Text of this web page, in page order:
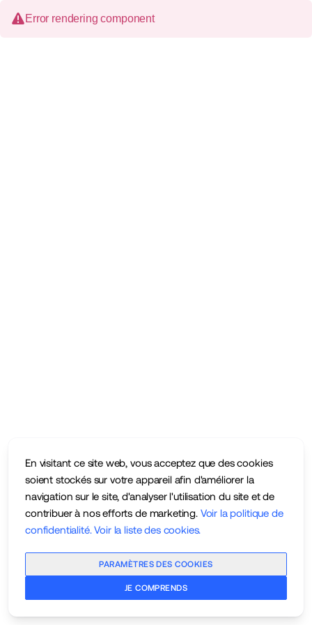
En visitant ce site web, vous acceptez que des cookies
soient stockés sur votre appareil afin d'améliorer la
navigation sur le site, d'analyser l'utilisation du site et de
contribuer à nos efforts de marketing. Voir la politique de
confidentialité. Voir la liste des cookies.
PARAMÈTRES DES COOKIES
JE COMPRENDS
Error rendering component